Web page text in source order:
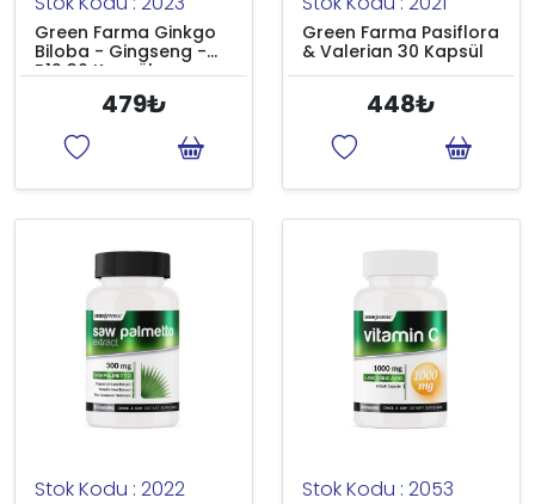
Green Farma Ginkgo
Biloba - Gingseng -
B12 30 Kapsül
479₺
Green Farma Pasiflora
& Valerian 30 Kapsül
448₺
Stok Kodu : 2022 Stok Kodu : 2053